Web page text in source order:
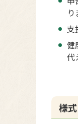
支
健
代
様